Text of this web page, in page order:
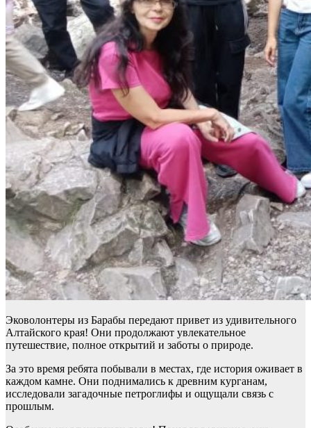
Эковолонтеры из Барабы передают привет из удивительного
Алтайского края! Они продолжают увлекательное
путешествие, полное открытий и заботы о природе.
За это время ребята побывали в местах, где история оживает в
каждом камне. Они поднимались к древним курганам,
исследовали загадочные петроглифы и ощущали связь с
прошлым.